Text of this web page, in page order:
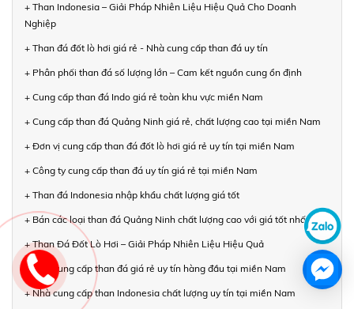
+ Than Indonesia – Giải Pháp Nhiên Liệu Hiệu Quả Cho Doanh
Nghiệp
+ Than đá đốt lò hơi giá rẻ - Nhà cung cấp than đá uy tín
+ Phân phối than đá số lượng lớn – Cam kết nguồn cung ổn định
+ Cung cấp than đá Indo giá rẻ toàn khu vực miền Nam
+ Cung cấp than đá Quảng Ninh giá rẻ, chất lượng cao tại miền Nam
+ Đơn vị cung cấp than đá đốt lò hơi giá rẻ uy tín tại miền Nam
+ Công ty cung cấp than đá uy tín giá rẻ tại miền Nam
+ Than đá Indonesia nhập khẩu chất lượng giá tốt
+ Bán các loại than đá Quảng Ninh chất lượng cao với giá tốt nhất
+ Than Đá Đốt Lò Hơi – Giải Pháp Nhiên Liệu Hiệu Quả
+ Nhà cung cấp than đá giá rẻ uy tín hàng đầu tại miền Nam
+ Nhà cung cấp than Indonesia chất lượng uy tín tại miền Nam